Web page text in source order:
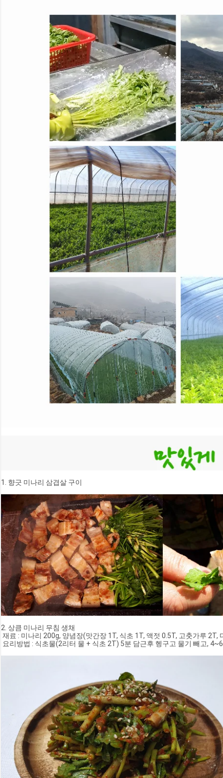
1. 향긋 미나리 삼겹살 구이
2. 상큼 미나리 무침 생채
재료 : 미나리 200g, 양념장(맛간장 1T, 식초 1T, 액젓 0.5T, 고춧가루
요리방법 : 식초물(2리터 물 + 식초 2T) 5분 담근후 헹구고 물기 빼고,